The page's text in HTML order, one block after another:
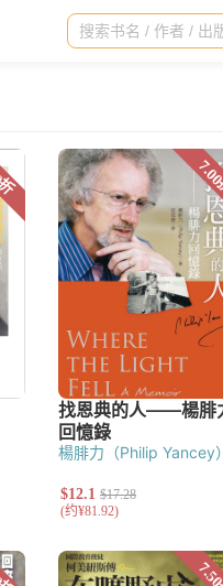
楊腓力（Philip Yancey）